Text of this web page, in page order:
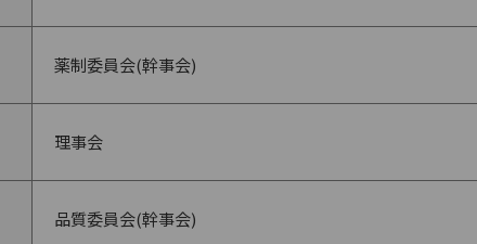
薬制委員会(幹事会)
理事会
品質委員会(幹事会)